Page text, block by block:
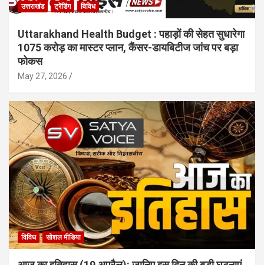
उत्तराखंड ट्रेंडिंग विविध
Uttarakhand Health Budget : पहाड़ों की सेहत सुधारेगा
1075 करोड़ का मास्टर प्लान, कैंसर-डायबिटीज जांच पर बड़ा
फोकस
May 27, 2026
विविध सोशल मीडिया